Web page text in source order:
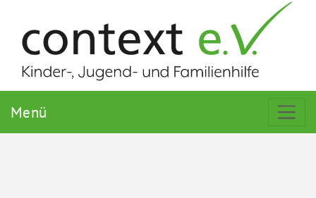
Menü